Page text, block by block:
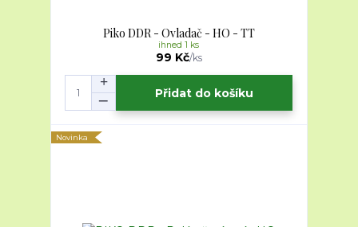
Piko DDR - Ovladač - HO - TT
99 Kč/ks
ihned 1 ks
Přidat do košíku
Novinka